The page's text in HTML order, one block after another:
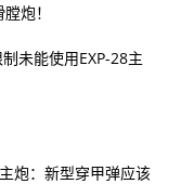
炮！
未能使用EXP-28主
炮：新型穿甲弹应该